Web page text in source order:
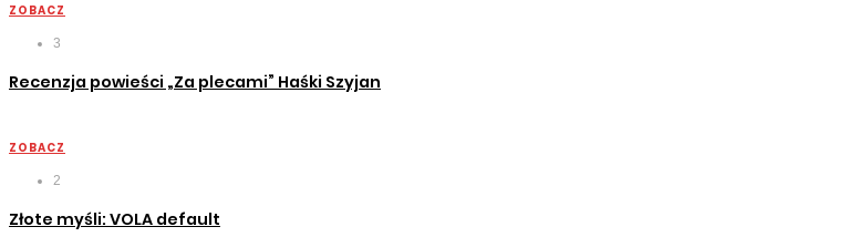
ZOBACZ
3
Recenzja powieści „Za plecami” Haśki Szyjan
ZOBACZ
2
Złote myśli: VOLA default